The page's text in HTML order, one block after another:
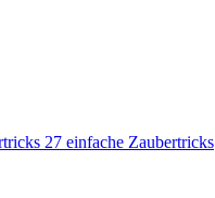
27 einfache Zaubertricks